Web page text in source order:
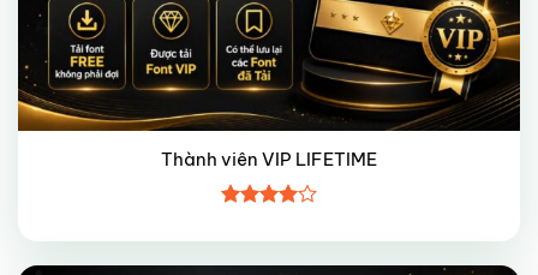
Thành viên VIP LIFETIME
xếp hạng